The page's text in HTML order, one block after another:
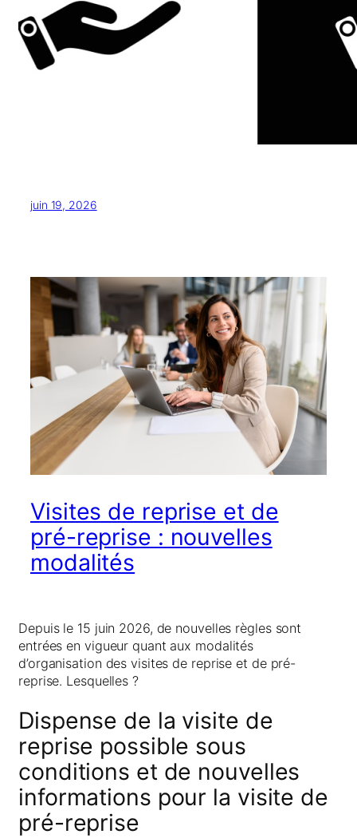
juin 19, 2026
Visites de reprise et de
pré-reprise : nouvelles
modalités
Depuis le 15 juin 2026, de nouvelles règles sont
entrées en vigueur quant aux modalités
d’organisation des visites de reprise et de pré-
reprise. Lesquelles ?
Dispense de la visite de
reprise possible sous
conditions et de nouvelles
informations pour la visite de
pré-reprise